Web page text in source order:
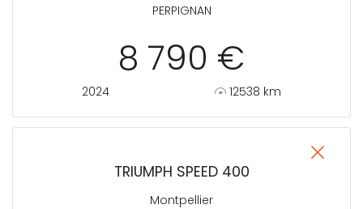
PERPIGNAN
8 790 €
2024 12538 km
TRIUMPH SPEED 400
Montpellier